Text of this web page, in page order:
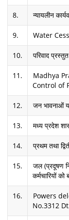
8. न्यायलीन
9. Water
10. परिवाद
11.
Madhya
Control of
12. जन भावनाओं
13. मध्य प्रदेश
14. प्रथम तथा
15.
जल (प्रदूषण
कर्मचारियों
16.
Powers
No.3312